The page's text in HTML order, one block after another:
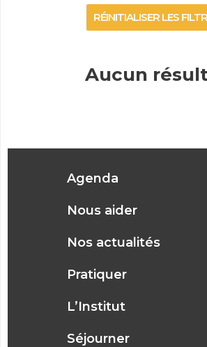
RÉINITIALISER LES
Aucun
Agenda
Nous aider
Nos actualités
Pratiquer
L’Institut
Séjourner